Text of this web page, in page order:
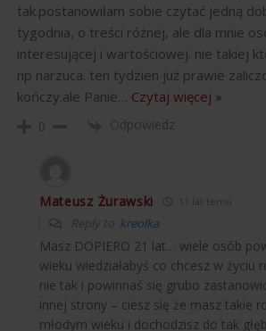
tak.postanowiłam sobie czytać jedną
tygodnia, o treści różnej, ale dla mnie
interesującej i wartościowej. nie takiej
np narzuca. ten tydzien już prawie
kończy.ale Panie… Czytaj więcej »
0 Odpowiedz
Mateusz Żurawski 11 lat temu
Reply to kreolka
Masz DOPIERO 21 lat… wiele osób
wieku wiedziałabyś co chcesz w życiu
nie tak i powinnaś się grubo
innej strony – ciesz się że masz takie
młodym wieku i dochodzisz do tak